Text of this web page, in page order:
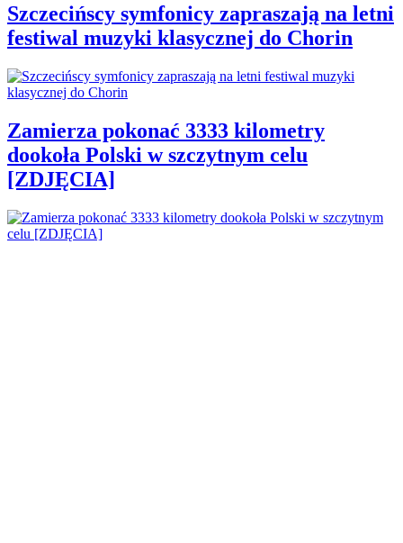
Szczecińscy symfonicy zapraszają na letni
festiwal muzyki klasycznej do Chorin
Zamierza pokonać 3333 kilometry
dookoła Polski w szczytnym celu
[ZDJĘCIA]